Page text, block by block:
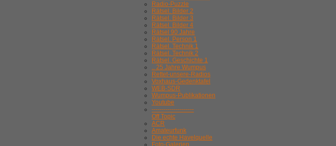
Radio-Puzzle
Rätsel. Bilder 2
Rätsel. Bilder 3
Rätsel. Bilder 4
Rätsel 90 Jahre
Rätsel. Person 1
Rätsel. Technik 1
Rätsel. Technik 2
Rätsel. Geschichte 1
.. 25 Jahre Wumpus
Rettet-unsere-Radios
Voxhaus-Gedenktafel
WEB-SDR
Wumpus-Publikationen
Youtube
---------------------
Off Topic
ACR
Amateurfunk
Die echte Havelquelle
Foto-Galerien